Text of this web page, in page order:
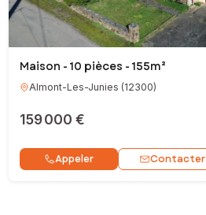
Maison - 10 pièces - 155m²
Almont-Les-Junies (12300)
159 000 €
Appeler Contacter